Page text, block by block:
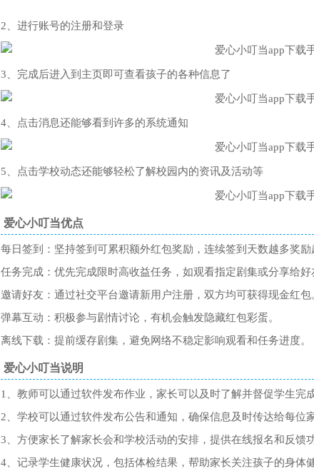
2、进行账号的注册和登录
3、完成后进入到主页即可查看孩子的各种信息了
4、点击消息还能够看到许多的系统通知
5、点击学校动态还能够轻松了解校园内的资讯及活动等
爱心小叮当优点
每日签到：坚持签到可累积额外红包奖励，连续签到天数越多奖励
任务完成：优先完成限时高收益任务，如观看指定剧集或分享给好
邀请好友：通过社交平台邀请新用户注册，双方均可获得现金红包
弹幕互动：积极参与剧情讨论，有机会触发隐藏红包彩蛋。
离线下载：提前缓存剧集，避免网络不稳定影响观看和任务进度。
爱心小叮当说明
1、教师可以通过软件发布作业，家长可以及时了解并督促学生完
2、学校可以通过软件发布公告和通知，确保信息及时传达给每位家
3、方便家长了解家长会和学校活动的安排，提供在线报名和反馈功
4、记录学生健康状况，包括体检结果，帮助家长关注孩子的身体健